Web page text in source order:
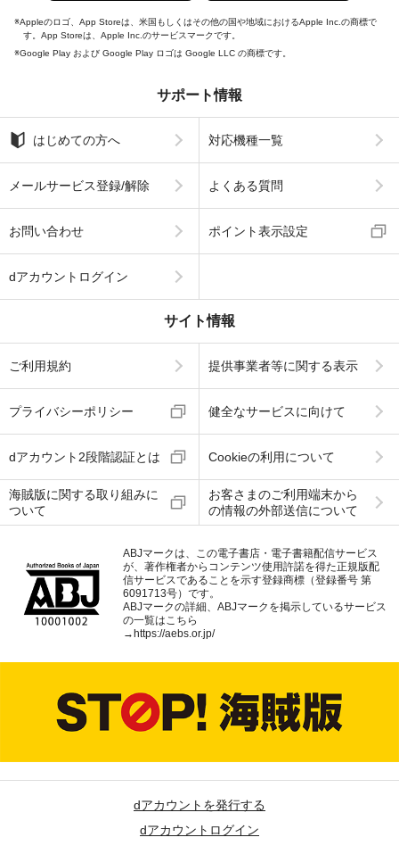
Appleのロゴ、App Storeは、米国もしくはその他の国や地域におけるApple Inc.の商標で
す。App Storeは、Apple Inc.のサービスマークです。
Google Play および Google Play ロゴは Google LLC の商標です。
サポート情報
はじめての方へ 対応機種一覧
メールサービス登録/解除 よくある質問
お問い合わせ ポイント表示設定
dアカウントログイン
サイト情報
ご利用規約 提供事業者等に関する表示
プライバシーポリシー 健全なサービスに向けて
dアカウント2段階認証とは Cookieの利用について
海賊版に関する取り組みに
ついて
お客さまのご利用端末から
の情報の外部送信について
ABJマークは、この電子書店・電子書籍配信サービス
が、著作権者からコンテンツ使用許諾を得た正規版配
信サービスであることを示す登録商標（登録番号 第
6091713号）です。
ABJマークの詳細、ABJマークを掲示しているサービス
の一覧はこちら
→ https://aebs.or.jp/
dアカウントを発行する
dアカウントログイン